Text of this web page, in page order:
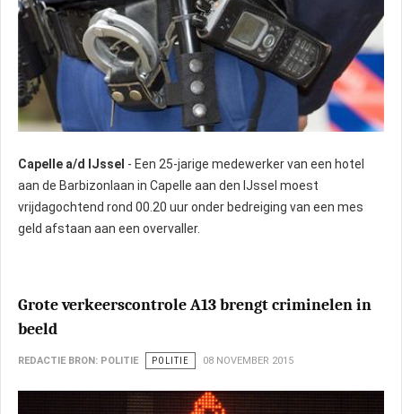
Capelle a/d IJssel - Een 25-jarige medewerker van een hotel
aan de Barbizonlaan in Capelle aan den IJssel moest
vrijdagochtend rond 00.20 uur onder bedreiging van een mes
geld afstaan aan een overvaller.
Grote verkeerscontrole A13 brengt criminelen in
beeld
REDACTIE BRON: POLITIE POLITIE 08 NOVEMBER 2015